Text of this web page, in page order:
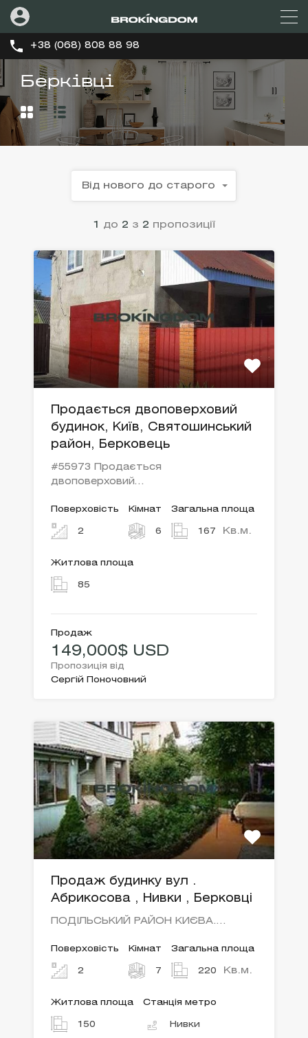
+38 (068) 808 88 98
Берківці
1 до 2 з 2 пропозиції
Від нового до старого
Продається двоповерховий
будинок, Київ, Святошинський
район, Берковець
#55973 Продається
двоповерховий…
Поверховість
2
Кімнат
6
Загальна площа
167 Кв.м.
Житлова площа
85
Продаж
149,000$ USD
Пропозиція від
Сергій Поночовний
Продаж будинку вул .
Абрикосова , Нивки , Берковці
ПОДІЛЬСЬКИЙ РАЙОН КИЄВА.…
Поверховість
2
Кімнат
7
Загальна площа
220 Кв.м.
Житлова площа
150
Станція метро
Нивки